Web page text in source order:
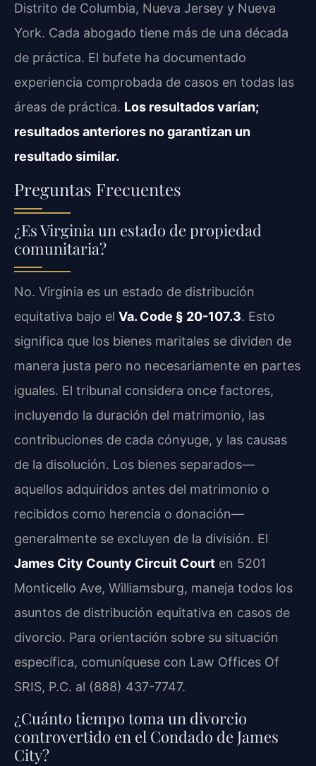
Distrito de Columbia, Nueva Jersey y Nueva
York. Cada abogado tiene más de una década
de práctica. El bufete ha documentado
experiencia comprobada de casos en todas las
áreas de práctica. Los resultados varían;
resultados anteriores no garantizan un
resultado similar.
Preguntas Frecuentes
¿Es Virginia un estado de propiedad
comunitaria?
No. Virginia es un estado de distribución
equitativa bajo el Va. Code § 20-107.3. Esto
significa que los bienes maritales se dividen de
manera justa pero no necesariamente en partes
iguales. El tribunal considera once factores,
incluyendo la duración del matrimonio, las
contribuciones de cada cónyuge, y las causas
de la disolución. Los bienes separados—
aquellos adquiridos antes del matrimonio o
recibidos como herencia o donación—
generalmente se excluyen de la división. El
James City County Circuit Court en 5201
Monticello Ave, Williamsburg, maneja todos los
asuntos de distribución equitativa en casos de
divorcio. Para orientación sobre su situación
específica, comuníquese con Law Offices Of
SRIS, P.C. al (888) 437-7747.
¿Cuánto tiempo toma un divorcio
controvertido en el Condado de James
City?